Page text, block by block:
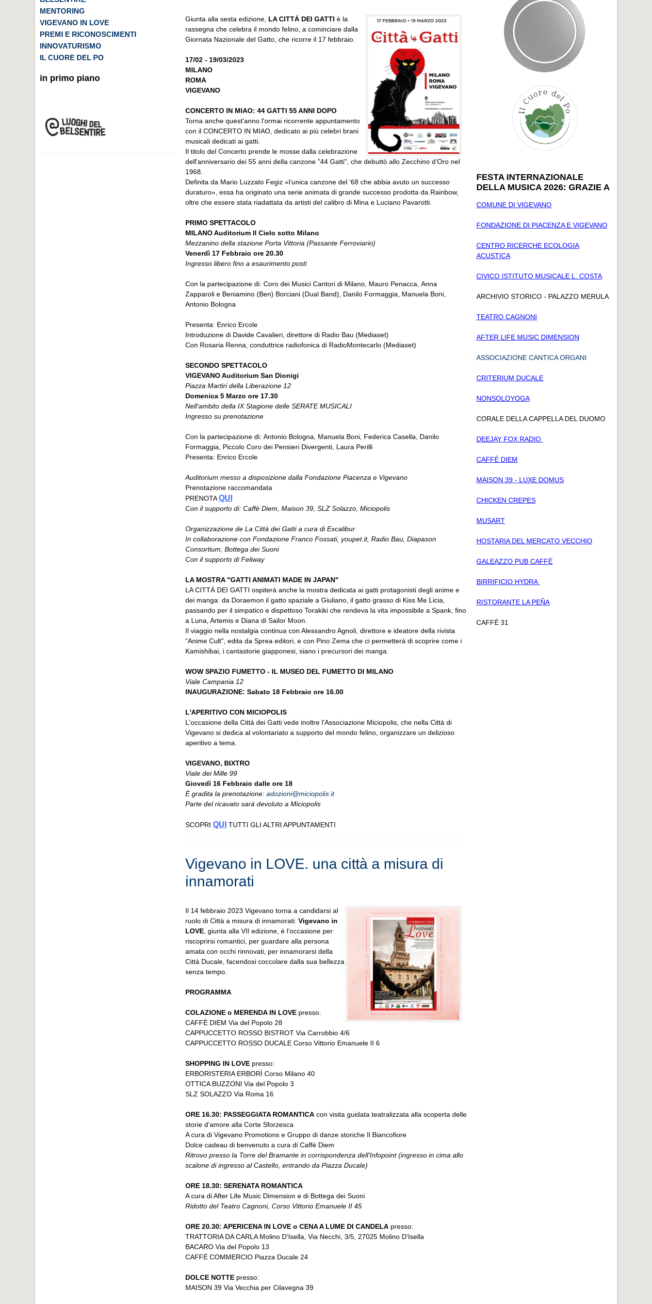
MENTORING
VIGEVANO IN LOVE
PREMI E RICONOSCIMENTI
INNOVATURISMO
IL CUORE DEL PO
in primo piano
Giunta alla sesta edizione, LA CITTÁ DEI GATTI è la
rassegna che celebra il mondo felino, a cominciare dalla
Giornata Nazionale del Gatto, che ricorre il 17 febbraio.
17/02 - 19/03/2023
MILANO
ROMA
VIGEVANO
CONCERTO IN MIAO: 44 GATTI 55 ANNI DOPO
Torna anche quest'anno l'ormai ricorrente appuntamento
con il CONCERTO IN MIAO, dedicato ai più celebri brani
musicali dedicati ai gatti.
Il titolo del Concerto prende le mosse dalla celebrazione
dell'anniversario dei 55 anni della canzone "44 Gatti", che debuttò allo Zecchino d’Oro nel
1968.
Definita da Mario Luzzato Fegiz «l’unica canzone del ‘68 che abbia avuto un successo
duraturo», essa ha originato una serie animata di grande successo prodotta da Rainbow,
oltre che essere stata riadattata da artisti del calibro di Mina e Luciano Pavarotti.
PRIMO SPETTACOLO
MILANO Auditorium Il Cielo sotto Milano
Mezzanino della stazione Porta Vittoria (Passante Ferroviario)
Venerdì 17 Febbraio ore 20.30
Ingresso libero fino a esaurimento posti
Con la partecipazione di: Coro dei Musici Cantori di Milano, Mauro Penacca, Anna
Zapparoli e Beniamino (Ben) Borciani (Dual Band), Danilo Formaggia, Manuela Boni,
Antonio Bologna
Presenta: Enrico Ercole
Introduzione di Davide Cavalieri, direttore di Radio Bau (Mediaset)
Con Rosaria Renna, conduttrice radiofonica di RadioMontecarlo (Mediaset)
SECONDO SPETTACOLO
VIGEVANO Auditorium San Dionigi
Piazza Martiri della Liberazione 12
Domenica 5 Marzo ore 17.30
Nell'ambito della IX Stagione delle SERATE MUSICALI
Ingresso su prenotazione
Con la partecipazione di: Antonio Bologna, Manuela Boni, Federica Casella, Danilo
Formaggia, Piccolo Coro dei Pensieri Divergenti, Laura Perilli
Presenta: Enrico Ercole
Auditorium messo a disposizione dalla Fondazione Piacenza e Vigevano
Prenotazione raccomandata
PRENOTAQUI
Con il supporto di: Caffè Diem, Maison 39, SLZ Solazzo, Miciopolis
Organizzazione de La Città dei Gatti a cura di Excalibur
In collaborazione con Fondazione Franco Fossati, youpet.it, Radio Bau, Diapason
Consortium, Bottega dei Suoni
Con il supporto di Feliway
LA MOSTRA "GATTI ANIMATI MADE IN JAPAN"
LA CITTÁ DEI GATTI ospiterà anche la mostra dedicata ai gatti protagonisti degli anime e
dei manga: da Doraemon il gatto spaziale a Giuliano, il gatto grasso di Kiss Me Licia,
passando per il simpatico e dispettoso Torakiki che rendeva la vita impossibile a Spank, fino
a Luna, Artemis e Diana di Sailor Moon.
Il viaggio nella nostalgia continua con Alessandro Agnoli, direttore e ideatore della rivista
“Anime Cult", edita da Sprea editori, e con Pino Zema che ci permetterà di scoprire come i
Kamishibai, i cantastorie giapponesi, siano i precursori dei manga.
WOW SPAZIO FUMETTO - IL MUSEO DEL FUMETTO DI MILANO
Viale Campania 12
INAUGURAZIONE: Sabato 18 Febbraio ore 16.00
L'APERITIVO CON MICIOPOLIS
L'occasione della Città dei Gatti vede inoltre l'Associazione Miciopolis, che nella Città di
Vigevano si dedica al volontariato a supporto del mondo felino, organizzare un delizioso
aperitivo a tema.
VIGEVANO, BIXTRO
Viale dei Mille 99
Giovedì 16 Febbraio dalle ore 18
È gradita la prenotazione: adozioni@miciopolis.it
Parte del ricavato sarà devoluto a Miciopolis
SCOPRI QUI TUTTI GLI ALTRI APPUNTAMENTI
Vigevano in LOVE. una città a misura di
innamorati
Il 14 febbraio 2023 Vigevano torna a candidarsi al
ruolo di Città a misura di innamorati: Vigevano in
LOVE , giunta alla VII edizione, è l’occasione per
riscoprirsi romantici, per guardare alla persona
amata con occhi rinnovati, per innamorarsi della
Città Ducale, facendosi coccolare dalla sua bellezza
senza tempo.
PROGRAMMA
COLAZIONE o MERENDA IN LOVE presso:
CAFFÈ DIEM Via del Popolo 28
CAPPUCCETTO ROSSO BISTROT Via Carrobbio 4/6
CAPPUCCETTO ROSSO DUCALE Corso Vittorio Emanuele II 6
SHOPPING IN LOVE presso:
ERBORISTERIA ERBORÌ Corso Milano 40
OTTICA BUZZONI Via del Popolo 3
SLZ SOLAZZO Via Roma 16
ORE 16.30: PASSEGGIATA ROMANTICA con visita guidata teatralizzata alla scoperta delle
storie d'amore alla Corte Sforzesca
A cura di Vigevano Promotions e Gruppo di danze storiche Il Biancofiore
Dolce cadeau di benvenuto a cura di Caffè Diem
Ritrovo presso la Torre del Bramante in corrispondenza dell'Infopoint (ingresso in cima allo
scalone di ingresso al Castello, entrando da Piazza Ducale)
ORE 18.30: SERENATA ROMANTICA
A cura di After Life Music Dimension e di Bottega dei Suoni
Ridotto del Teatro Cagnoni, Corso Vittorio Emanuele II 45
ORE 20.30: APERICENA IN LOVE o CENA A LUME DI CANDELA presso:
TRATTORIA DA CARLA Molino D'Isella, Via Necchi, 3/5, 27025 Molino D'Isella
BACARO Via del Popolo 13
CAFFÉ COMMERCIO Piazza Ducale 24
DOLCE NOTTE presso:
MAISON 39 Via Vecchia per Cilavegna 39
FESTA INTERNAZIONALE
DELLA MUSICA 2026: GRAZIE A
COMUNE DI VIGEVANO
FONDAZIONE DI PIACENZA E VIGEVANO
CENTRO RICERCHE ECOLOGIA
ACUSTICA
CIVICO ISTITUTO MUSICALE L. COSTA
ARCHIVIO STORICO - PALAZZO MERULA
TEATRO CAGNONI
AFTER LIFE MUSIC DIMENSION
ASSOCIAZIONE CANTICA ORGANI
CRITERIUM DUCALE
NONSOLOYOGA
CORALE DELLA CAPPELLA DEL DUOMO
DEEJAY FOX RADIO
CAFFÈ DIEM
MAISON 39 - LUXE DOMUS
CHICKEN CREPES
MUSART
HOSTARIA DEL MERCATO VECCHIO
GALEAZZO PUB CAFFÈ
BIRRIFICIO HYDRA
RISTORANTE LA PEÑA
CAFFÈ 31